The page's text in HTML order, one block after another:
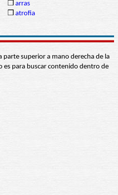
❒ arras
❒ atrofia
parte superior a mano derecha de la
es para buscar contenido dentro de